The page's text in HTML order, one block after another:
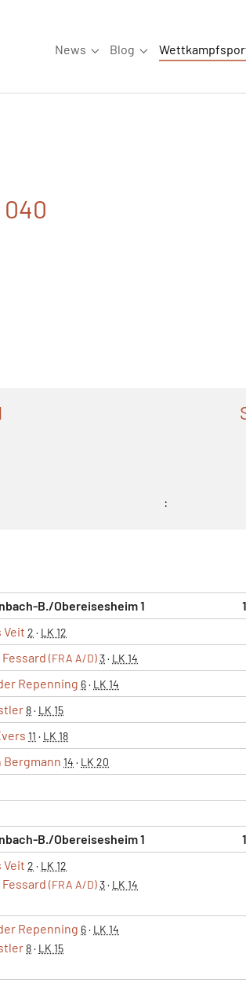
News
Submenu for "News"
Blog
Submenu for "Blog"
040
:
B./Obereisesheim 1
Veit 2 · LK 12
(FRA A/D)3· LK 14
Repenning 6· LK 14
8· LK 15
11 · LK 18
Bergmann 14 · LK 20
B./Obereisesheim 1
Veit 2 · LK 12
(FRA A/D)3· LK 14
Repenning 6· LK 14
8· LK 15